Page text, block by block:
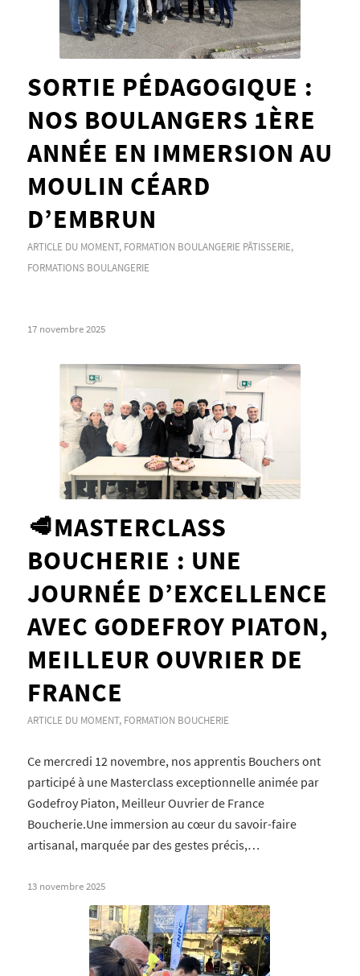
SORTIE PÉDAGOGIQUE :
NOS BOULANGERS 1ÈRE
ANNÉE EN IMMERSION AU
MOULIN CÉARD
D’EMBRUN
ARTICLE DU MOMENT, FORMATION BOULANGERIE PÂTISSERIE,
FORMATIONS BOULANGERIE
17 novembre 2025
🥩MASTERCLASS
BOUCHERIE : UNE
JOURNÉE D’EXCELLENCE
AVEC GODEFROY PIATON,
MEILLEUR OUVRIER DE
FRANCE
ARTICLE DU MOMENT, FORMATION BOUCHERIE
Ce mercredi 12 novembre, nos apprentis Bouchers ont
participé à une Masterclass exceptionnelle animée par
Godefroy Piaton, Meilleur Ouvrier de France
Boucherie.Une immersion au cœur du savoir-faire
artisanal, marquée par des gestes précis,…
13 novembre 2025